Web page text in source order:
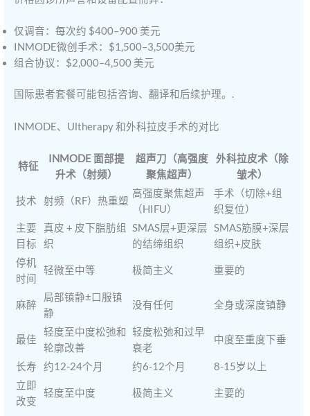
仅调音：每次约 $400–900 美元
INMODE微创手术：$1,500–3,500美元
组合协议：$2,000–4,500 美元
国际患者套餐可能包括咨询、翻译和后续护理。.
INMODE、Ultherapy 和外科拉皮手术的对比
特征
INMODE 面部提
升术（射频）
超声刀（高强度
聚焦超声）
外科拉皮术（除
皱术）
技术 射频（RF）热重塑
高强度聚焦超声
（HIFU）
手术（切除+组
织复位）
主要
目标
真皮 + 皮下脂肪组
织
SMAS层+更深层
的结缔组织
SMAS筋膜+深层
组织+皮肤
停机
时间
轻微至中等 极简主义 重要的
麻醉
局部镇静±口服镇
静
没有任何 全身或深度镇静
最佳
轻度至中度松弛和
轮廓改善
轻度松弛和过早
衰老
中度至重度下垂
长寿 约12-24个月 约6-12个月
8-15岁以上
立即
改变
轻度至中度 极简主义 主要的